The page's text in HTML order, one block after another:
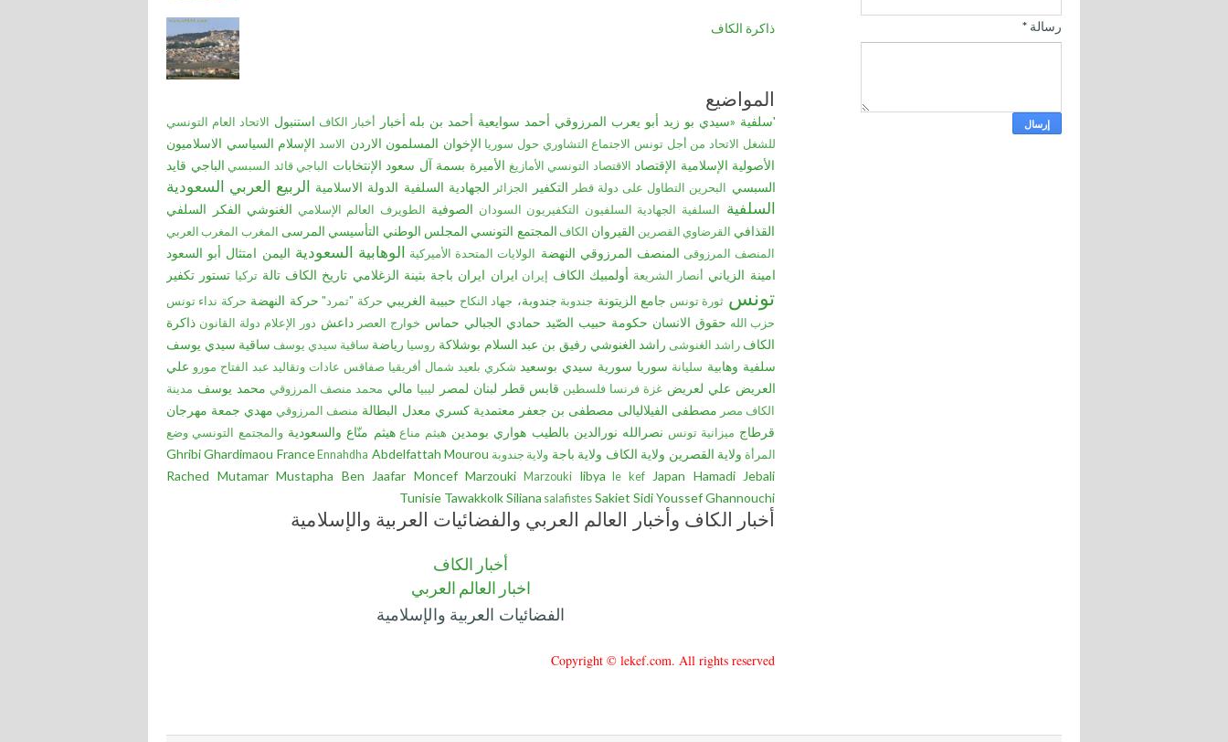
ذاكرة الكاف
المواضيع
'سلفية «سيدي بو زيد أبو يعرب المرزوقي أحمد سوايعية أحمد بن بله أخبار أخبار الكاف استنبول الاتحاد العام التونسي
للشغل الاتحاد من أجل تونس الاجتماع التشاوري حول سوريا الإخوان المسلمون الاردن الاسد الإسلام السياسي الاسلاميون
الأصولية الإسلامية الإقتصاد الاقتصاد التونسي الأمازيغ الأميرة بسمة آل سعود الإنتخابات الباجي قائد السبسي الباجي قايد
السبسي البحرين التطاول على دولة قطر التكفير الجزائر الجهادية السلفية الدولة الاسلامية الربيع العربي السعودية
السلفية السلفية الجهادية السلفيون التكفيريون السودان الصوفية الطويرف العالم الإسلامي الغنوشي الفكر السلفي
القذافي القرضاوي القصرين القيروان الكاف المجتمع التونسي المجلس الوطني التأسيسي المرسى المغرب المغرب العربي
المنصف المرزوقى المنصف المرزوقي النهضة الولايات المتحدة الأميركية الوهابية السعودية اليمن امتثال أبو السعود
امينة الزياني أنصار الشريعة أولمبيك الكاف إيران ایران ايران ﺑﺎﺟﺔ بثينة الزغلامي تاريخ الكاف تالة تركيا ﺗﺴﺘﻮر تكفير
تونس ثورة تونس جامع الزيتونة جندوبة جندوبة، جهاد النكاح حبيبة الغريبي حركة "تمرد" حركة النهضة حركة نداء تونس
حزب الله حقوق الانسان حكومة حبيب الصّيد حمادي الجبالي حماس خوارج العصر داعش دور الإعلام دولة القانون ذاكرة
الكاف راشد الغنوشى راشد الغنوشي رفيق بن عبد السلام بوشلاكة روسيا رياضة ﺳﺎﻗﯿﺔ ﺳﯿﺪي ﯾﻮﺳﻒ ساقية سيدي يوسف
سلفية وهابية سليانة سوريا سورية سيدي بوسعيد شكري بلعيد شمال أفريقيا صفاقس عادات وتقاليد عبد الفتاح مورو علي
العريض علي لعريض غزة فرنسا فلسطين قابس قطر لبنان لمصر ليبيا مالي محمد منصف المرزوقي محمد يوسف مدينة
الكاف مصر مصطفى الفيلاليالى مصطفى بن جعفر معتمدية كسري معدل البطالة منصف المرزوقي مهدي جمعة مهرجان
قرطاج ميزانية تونس نصرالله نورالدين بالطيب هواري بومدين هيثم مناع هيثم منّاع والسعودية والمجتمع التونسي وضع
المرأة ولاية القصرين ولاية الكاف ولاية باجة ولاية جندوبة Abdelfattah Mourou
Ennahdha
France
Ghardimaou
Ghribi
Hamadi Jebali
Japan
le kef
libya
Marzouki
Moncef Marzouki
Mustapha Ben Jaafar
Mutamar
Rached
Ghannouchi
Sakiet Sidi Youssef
salafistes
Siliana
Tawakkolk
Tunisie
أخبار الكاف وأخبار العالم العربي والفضائيات العربية والإسلامية
أخبار الكاف
اخبار العالم العربي
الفضائيات العربية والإسلامية
Copyright © lekef.com. All rights reserved
رسالة *